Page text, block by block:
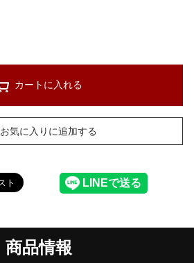
カートに入れる
お気に入りに追加する
商品情報